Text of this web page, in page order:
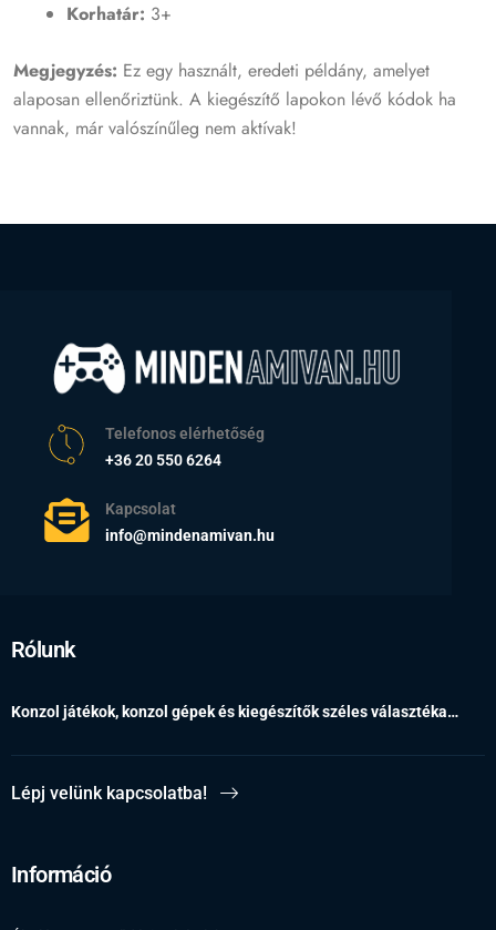
Korhatár: 3+
Megjegyzés: Ez egy használt, eredeti példány, amelyet
alaposan ellenőriztünk. A kiegészítő lapokon lévő kódok ha
vannak, már valószínűleg nem aktívak!
Telefonos elérhetőség
+36 20 550 6264
Kapcsolat
info@mindenamivan.hu
Rólunk
Konzol játékok, konzol gépek és kiegészítők széles választéka…
Lépj velünk kapcsolatba!
Információ